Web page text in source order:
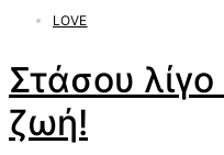
LOVE
Στάσου
ζωή!